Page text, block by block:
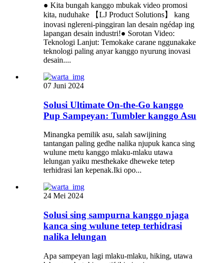
● Kita bungah kanggo mbukak video promosi
kita, nuduhake 【LJ Product Solutions】 kang
inovasi nglereni-pinggiran lan desain ngédap ing
lapangan desain industri!● Sorotan Video:
Teknologi Lanjut: Temokake carane nggunakake
teknologi paling anyar kanggo nyurung inovasi
desain....
07 Juni 2024
Solusi Ultimate On-the-Go kanggo
Pup Sampeyan: Tumbler kanggo Asu
Minangka pemilik asu, salah sawijining
tantangan paling gedhe nalika njupuk kanca sing
wulune metu kanggo mlaku-mlaku utawa
lelungan yaiku mesthekake dheweke tetep
terhidrasi lan kepenak.Iki opo...
24 Mei 2024
Solusi sing sampurna kanggo njaga
kanca sing wulune tetep terhidrasi
nalika lelungan
Apa sampeyan lagi mlaku-mlaku, hiking, utawa